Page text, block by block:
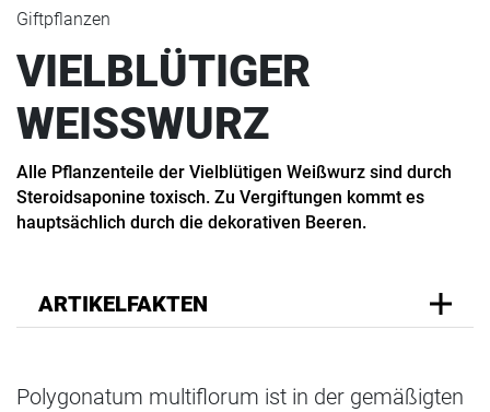
Giftpflanzen
VIELBLÜTIGER
WEISSWURZ
Alle Pflanzenteile der Vielblütigen Weißwurz sind durch
Steroidsaponine toxisch. Zu Vergiftungen kommt es
hauptsächlich durch die dekorativen Beeren.
ARTIKELFAKTEN
Polygonatum multiflorum ist in der gemäßigten